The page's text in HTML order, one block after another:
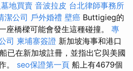
地買賣 音波拉皮 台北律師事務所
潔公司 戶外婚禮 壁癌 Buttigieg的
座橋樑可能會發生這種碰撞。 專
司 柬埔寨簽證 新加坡海事和港口
已在新加坡註冊，並指出它與美國
。 seo保證第一頁 船上有4679個